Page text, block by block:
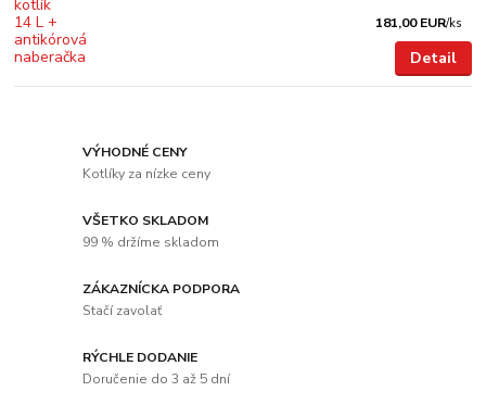
181,00 EUR/ks
Detail
VÝHODNÉ CENY
Kotlíky za nízke ceny
VŠETKO SKLADOM
99 % držíme skladom
ZÁKAZNÍCKA PODPORA
Stačí zavolať
RÝCHLE DODANIE
Doručenie do 3 až 5 dní